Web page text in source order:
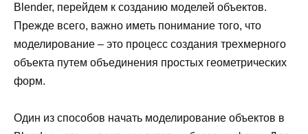
Blender, перейдем к созданию моделей объектов.
Прежде всего, важно иметь понимание того, что
моделирование – это процесс создания трехмерного
объекта путем объединения простых геометрических
форм.
Один из способов начать моделирование объектов в